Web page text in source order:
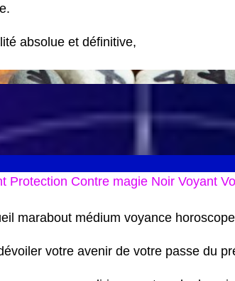
absolue et définitive,
Protection Contre magie Noir Voyant
marabout médium voyance
votre avenir de votre passe du